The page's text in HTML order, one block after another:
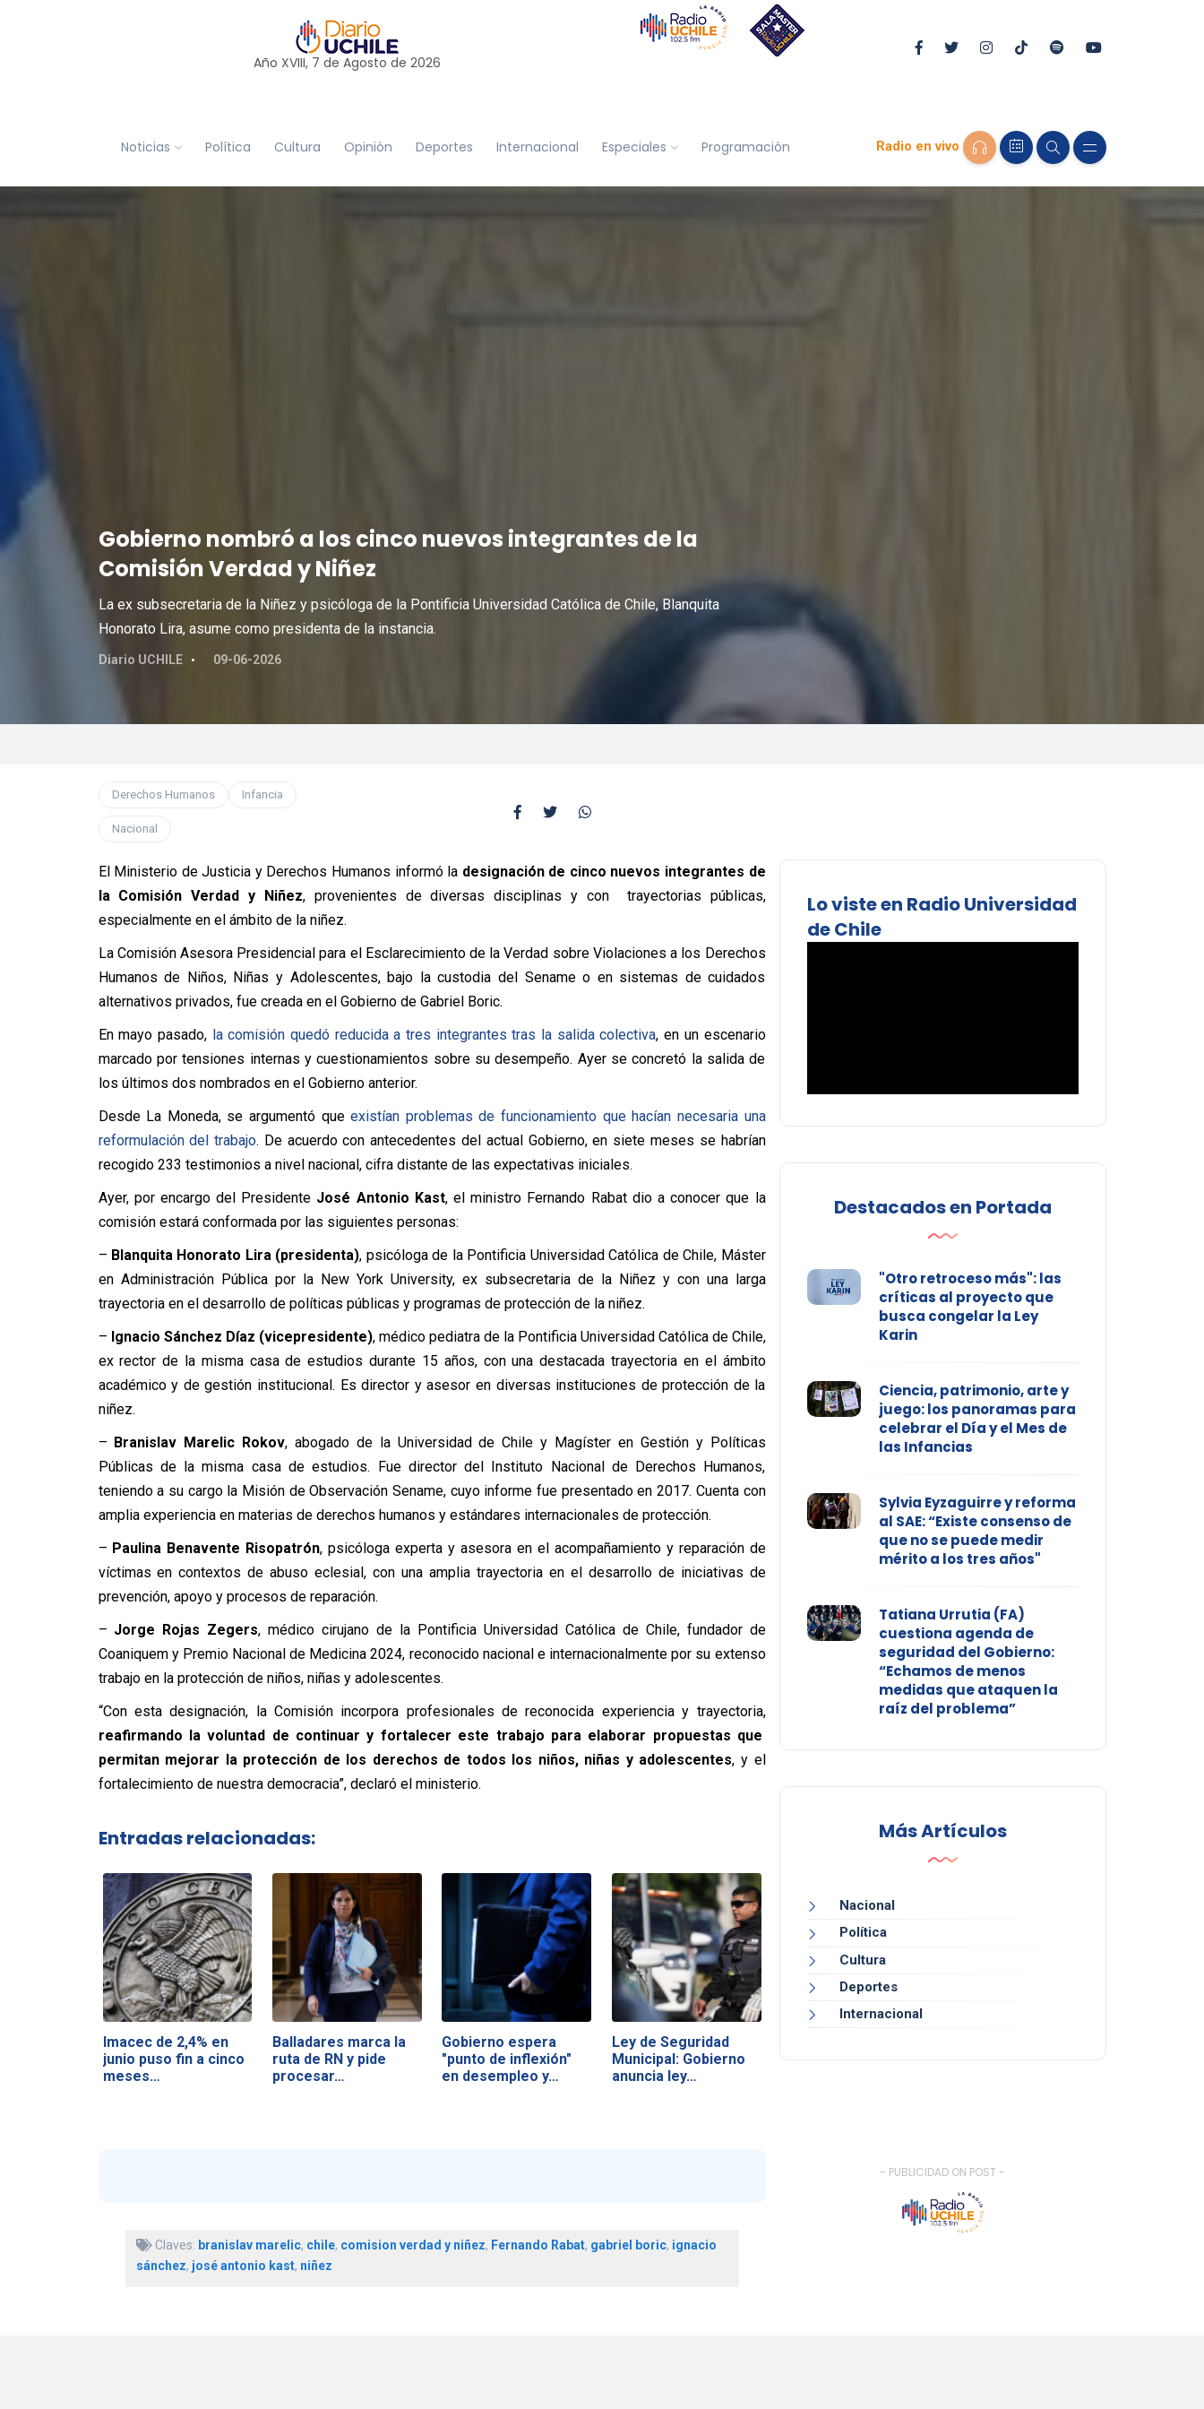
Año XVIII, 7 de Agosto de 2026
Noticias Política Cultura Opinión Deportes Internacional Especiales Programación Radio en vivo
Gobierno nombró a los cinco nuevos integrantes de la
Comisión Verdad y Niñez
La ex subsecretaria de la Niñez y psicóloga de la Pontificia Universidad Católica de Chile, Blanquita
Honorato Lira, asume como presidenta de la instancia.
Diario UCHILE 09-06-2026
Derechos Humanos Infancia
Nacional
El Ministerio de Justicia y Derechos Humanos informó la designación de cinco nuevos integrantes de
la Comisión Verdad y Niñez, provenientes de diversas disciplinas y con trayectorias públicas,
especialmente en el ámbito de la niñez.
La Comisión Asesora Presidencial para el Esclarecimiento de la Verdad sobre Violaciones a los Derechos
Humanos de Niños, Niñas y Adolescentes, bajo la custodia del Sename o en sistemas de cuidados
alternativos privados, fue creada en el Gobierno de Gabriel Boric.
En mayo pasado, la comisión quedó reducida a tres integrantes tras la salida colectiva, en un escenario
marcado por tensiones internas y cuestionamientos sobre su desempeño. Ayer se concretó la salida de
los últimos dos nombrados en el Gobierno anterior.
Desde La Moneda, se argumentó queexistían problemas de funcionamiento que hacían necesaria una
reformulación del trabajo. De acuerdo con antecedentes del actual Gobierno, en siete meses se habrían
recogido 233 testimonios a nivel nacional, cifra distante de las expectativas iniciales.
Ayer, por encargo del Presidente José Antonio Kast, el ministro Fernando Rabat dio a conocer que la
comisión estará conformada por las siguientes personas:
– Blanquita Honorato Lira (presidenta), psicóloga de la Pontificia Universidad Católica de Chile, Máster
en Administración Pública por la New York University, ex subsecretaria de la Niñez y con una larga
trayectoria en el desarrollo de políticas públicas y programas de protección de la niñez.
– Ignacio Sánchez Díaz (vicepresidente), médico pediatra de la Pontificia Universidad Católica de Chile,
ex rector de la misma casa de estudios durante 15 años, con una destacada trayectoria en el ámbito
académico y de gestión institucional. Es director y asesor en diversas instituciones de protección de la
niñez.
– Branislav Marelic Rokov, abogado de la Universidad de Chile y Magíster en Gestión y Políticas
Públicas de la misma casa de estudios. Fue director del Instituto Nacional de Derechos Humanos,
teniendo a su cargo la Misión de Observación Sename, cuyo informe fue presentado en 2017. Cuenta con
amplia experiencia en materias de derechos humanos y estándares internacionales de protección.
– Paulina Benavente Risopatrón, psicóloga experta y asesora en el acompañamiento y reparación de
víctimas en contextos de abuso eclesial, con una amplia trayectoria en el desarrollo de iniciativas de
prevención, apoyo y procesos de reparación.
– Jorge Rojas Zegers, médico cirujano de la Pontificia Universidad Católica de Chile, fundador de
Coaniquem y Premio Nacional de Medicina 2024, reconocido nacional e internacionalmente por su extenso
trabajo en la protección de niños, niñas y adolescentes.
“Con esta designación, la Comisión incorpora profesionales de reconocida experiencia y trayectoria,
reafirmando la voluntad de continuar y fortalecer este trabajo para elaborar propuestas que
permitan mejorar la protección de los derechos de todos los niños, niñas y adolescentes, y el
fortalecimiento de nuestra democracia”, declaró el ministerio.
Entradas relacionadas:
Imacec de 2,4% en
junio puso fin a cinco
meses…
Balladares marca la
ruta de RN y pide
procesar…
Gobierno espera
"punto de inflexión"
en desempleo y…
Ley de Seguridad
Municipal: Gobierno
anuncia ley…
Claves: branislav marelic, chile, comision verdad y niñez, Fernando Rabat, gabriel boric, ignacio
sánchez, josé antonio kast, niñez
Lo viste en Radio Universidad
de Chile
Destacados en Portada
"Otro retroceso más": las
críticas al proyecto que
busca congelar la Ley
Karin
Ciencia, patrimonio, arte y
juego: los panoramas para
celebrar el Día y el Mes de
las Infancias
Sylvia Eyzaguirre y reforma
al SAE: “Existe consenso de
que no se puede medir
mérito a los tres años"
Tatiana Urrutia (FA)
cuestiona agenda de
seguridad del Gobierno:
“Echamos de menos
medidas que ataquen la
raíz del problema”
Más Artículos
Nacional
Política
Cultura
Deportes
Internacional
- PUBLICIDAD ON POST -